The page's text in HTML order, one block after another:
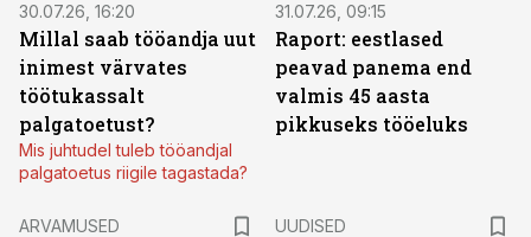
30.07.26, 16:20
Millal saab tööandja uut
inimest värvates
töötukassalt
palgatoetust?
Mis juhtudel tuleb tööandjal
palgatoetus riigile tagastada?
31.07.26, 09:15
Raport: eestlased
peavad panema end
valmis 45 aasta
pikkuseks tööeluks
ARVAMUSED
UUDISED